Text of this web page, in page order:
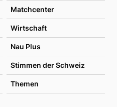
Matchcenter
Wirtschaft
Nau Plus
Stimmen der Schweiz
Themen